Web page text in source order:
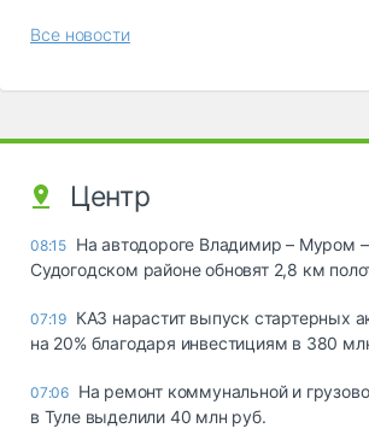
Все новости
Центр
08:15 На автодороге Владимир – Муром
Судогодском районе обновят 2,8 км
07:19 КАЗ нарастит выпуск стартерных
на 20% благодаря инвестициям в 380
07:06 На ремонт коммунальной и
в Туле выделили 40 млн руб.